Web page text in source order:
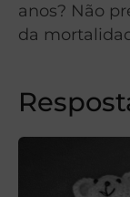
anos? Não
da